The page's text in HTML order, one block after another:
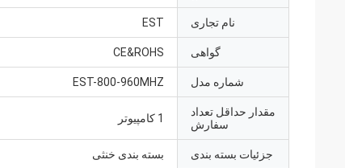
نام تجاری EST
گواهی CE&ROHS
شماره مدل EST-800-960MHZ
مقدار حداقل تعداد
سفارش
1 کامپیوتر
جزئیات بسته بندی بسته بندی خنثی